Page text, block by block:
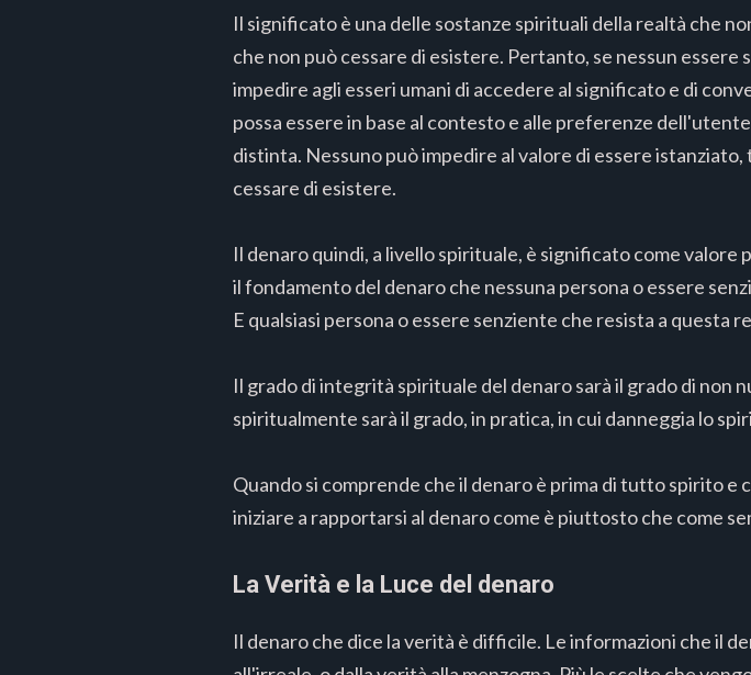
Il significato è una delle sostanze spirituali della realtà che
che non può cessare di esistere. Pertanto, se nessun
impedire agli esseri umani di accedere al significato e di
possa essere in base al contesto e alle preferenze
distinta. Nessuno può impedire al valore di essere
cessare di esistere.
Il denaro quindi, a livello spirituale, è significato come valore
il fondamento del denaro che nessuna persona o essere
E qualsiasi persona o essere senziente che resista a
Il grado di integrità spirituale del denaro sarà il grado di non
spiritualmente sarà il grado, in pratica, in cui danneggia lo
Quando si comprende che il denaro è prima di tutto spirito e
iniziare a rapportarsi al denaro come è piuttosto che come
La Verità e la Luce del denaro
Il denaro che dice la verità è difficile. Le informazioni che il